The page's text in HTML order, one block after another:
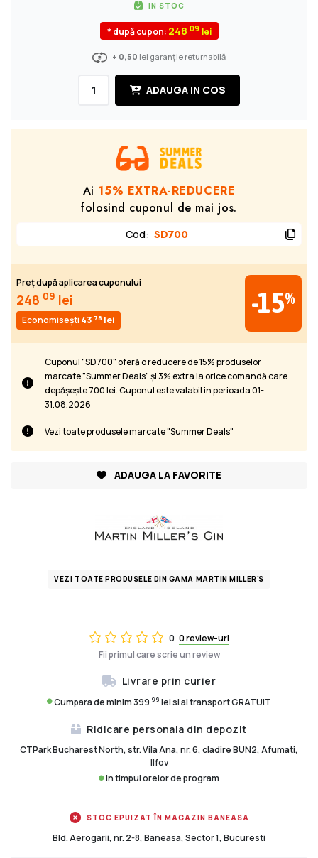
0 0 review-uri
Fii primul care scrie un review
Livrare prin curier
Cumpara de minim 399 99 lei si ai transport GRATUIT
Ridicare personala din depozit
CTPark Bucharest North, str. Vila Ana, nr. 6, cladire BUN2, Afumati,
Ilfov
In timpul orelor de program
STOC EPUIZAT ÎN MAGAZIN BANEASA
Bld. Aerogarii, nr. 2-8, Baneasa, Sector 1, Bucuresti
IN STOC
* după cupon: 248 09
+ 0,50 lei garanție returnabilă
ADAUGA IN COS
Ai 15% EXTRA-REDUCERE
folosind cuponul de mai jos.
Cod: SD700
Preț după aplicarea cuponului
248 09 lei
Economisești 43 78 lei
-15%
Cuponul "SD700" oferă o reducere de 15% produselor
marcate "Summer Deals" și 3% extra la orice comandă care
depășește 700 lei. Cuponul este valabil in perioada 01-
31.08.2026
Vezi toate produsele marcate "Summer Deals"
ADAUGA LA FAVORITE
VEZI TOATE PRODUSELE DIN GAMA MARTIN MILLER'S